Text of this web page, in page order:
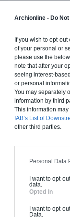
Archionline - Do
If you wish to opt-
of your personal or
please use the
note that after your
seeing interest-
or personal
You may separately
information by third
This information
IAB’s List of
other third parties.
Personal Data
I want to opt-
data.
Opted In
I want to opt-
Data.
standards.
Finitions
inclut le
peinture,